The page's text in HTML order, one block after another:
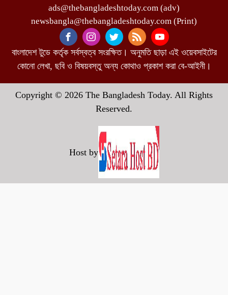
ads@thebangladeshtoday.com (adv)
newsbangla@thebangladeshtoday.com (Print)
বাংলাদেশ টুডে কর্তৃক সর্বস্বত্ব সংরক্ষিত। অনুমতি ছাড়া এই ওয়েবসাইটের
কোনো লেখা, ছবি ও বিষয়বস্তু অন্য কোথাও প্রকাশ করা বে-আইনী।
Copyright © 2026 The Bangladesh Today. All Rights
Reserved.
Host by